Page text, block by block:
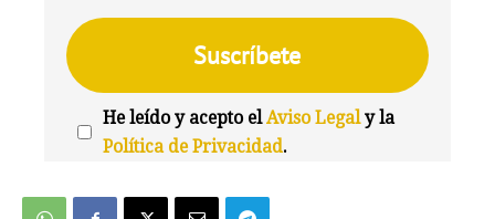
He leído y acepto elAviso Legaly la
Política de Privacidad.